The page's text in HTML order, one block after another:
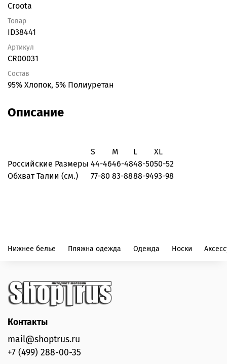
Croota
Товар
ID38441
Артикул
CR00031
Состав
95% Хлопок, 5% Полиуретан
Описание
S M L
XL
Российские Размеры 44-4646-4848-5050-52
Обхват Талии (см.)
77-80 83-8888-9493-98
Нижнее белье Пляжна одежда Одежда Носки
Контакты
mail@shoptrus.ru
+7 (499) 288-00-35